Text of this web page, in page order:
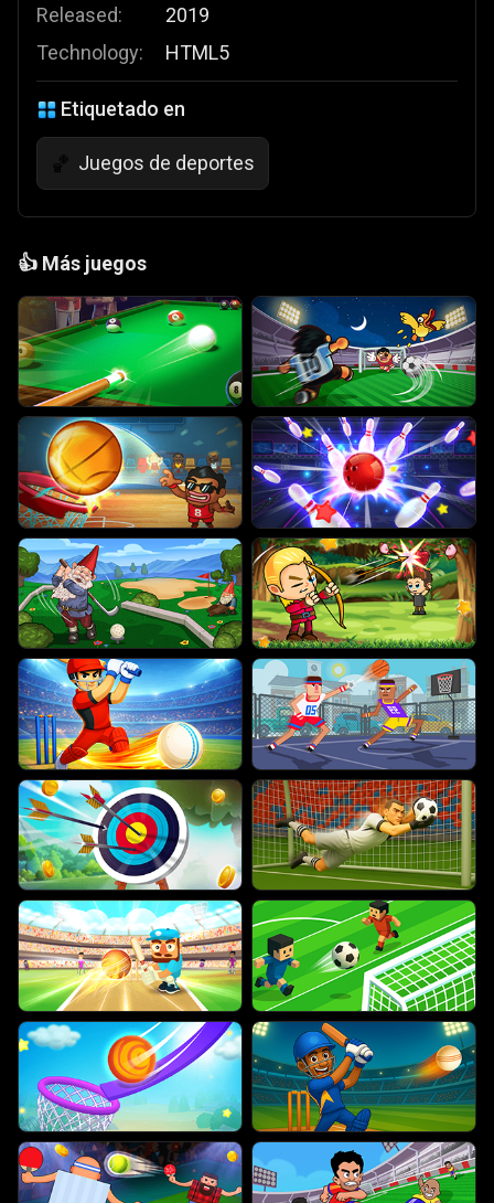
Released:
Technology:
2019
HTML5
Etiquetado en
🏀 Juegos de deportes
👍 Más juegos